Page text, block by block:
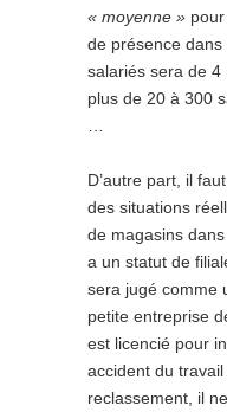
« moyenne »
de présence
salariés sera de 4
plus de 20 à 300
D’autre part, il
des situations
de magasins
a un statut de
sera jugé comme
petite entreprise
est licencié pour
accident du
reclassement, il